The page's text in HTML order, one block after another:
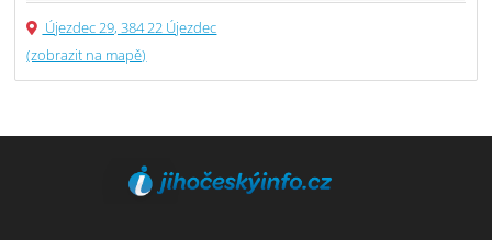
Újezdec 29, 384 22 Újezdec
(zobrazit na mapě)